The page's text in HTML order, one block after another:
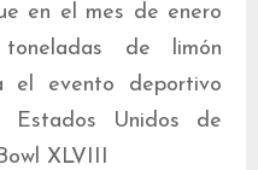
en el mes de enero
de limón
el evento deportivo
Estados Unidos de
XLVIII